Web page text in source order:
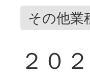
その他業
２０